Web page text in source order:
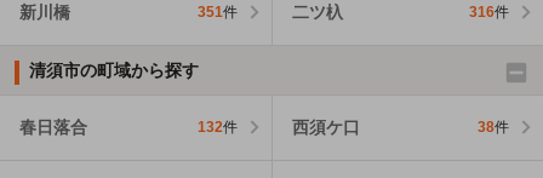
新川橋 351件 二ツ杁 316件
清須市の町域から探す
春日落合 132件 西須ケ口 38件